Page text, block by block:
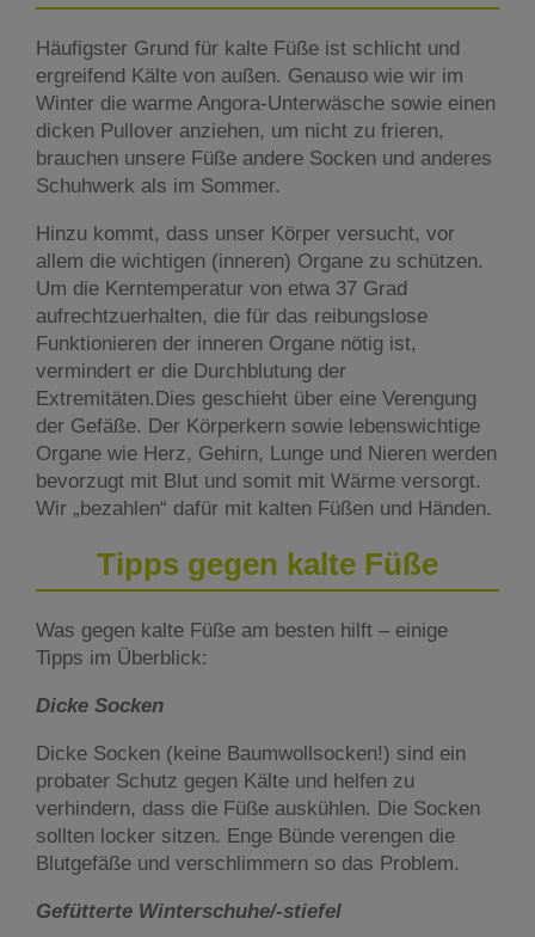
Häufigster Grund für kalte Füße ist schlicht und
ergreifend Kälte von außen. Genauso wie wir im
Winter die warme Angora-Unterwäsche sowie einen
dicken Pullover anziehen, um nicht zu frieren,
brauchen unsere Füße andere Socken und anderes
Schuhwerk als im Sommer.
Hinzu kommt, dass unser Körper versucht, vor
allem die wichtigen (inneren) Organe zu schützen.
Um die Kerntemperatur von etwa 37 Grad
aufrechtzuerhalten, die für das reibungslose
Funktionieren der inneren Organe nötig ist,
vermindert er die Durchblutung der
Extremitäten.Dies geschieht über eine Verengung
der Gefäße. Der Körperkern sowie lebenswichtige
Organe wie Herz, Gehirn, Lunge und Nieren werden
bevorzugt mit Blut und somit mit Wärme versorgt.
Wir „bezahlen“ dafür mit kalten Füßen und Händen.
Tipps gegen kalte Füße
Was gegen kalte Füße am besten hilft – einige
Tipps im Überblick:
Dicke Socken
Dicke Socken (keine Baumwollsocken!) sind ein
probater Schutz gegen Kälte und helfen zu
verhindern, dass die Füße auskühlen. Die Socken
sollten locker sitzen. Enge Bünde verengen die
Blutgefäße und verschlimmern so das Problem.
Gefütterte Winterschuhe/-stiefel